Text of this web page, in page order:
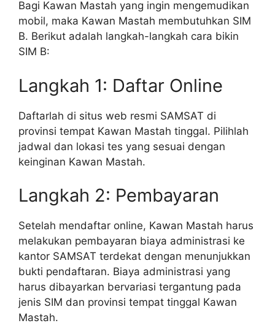
Bagi Kawan Mastah yang ingin mengemudikan
mobil, maka Kawan Mastah membutuhkan SIM
B. Berikut adalah langkah-langkah cara bikin
SIM B:
Langkah 1: Daftar Online
Daftarlah di situs web resmi SAMSAT di
provinsi tempat Kawan Mastah tinggal. Pilihlah
jadwal dan lokasi tes yang sesuai dengan
keinginan Kawan Mastah.
Langkah 2: Pembayaran
Setelah mendaftar online, Kawan Mastah harus
melakukan pembayaran biaya administrasi ke
kantor SAMSAT terdekat dengan menunjukkan
bukti pendaftaran. Biaya administrasi yang
harus dibayarkan bervariasi tergantung pada
jenis SIM dan provinsi tempat tinggal Kawan
Mastah.